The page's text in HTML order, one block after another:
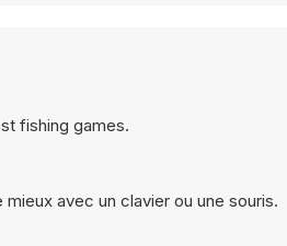
fishing games.
avec un clavier ou une souris.